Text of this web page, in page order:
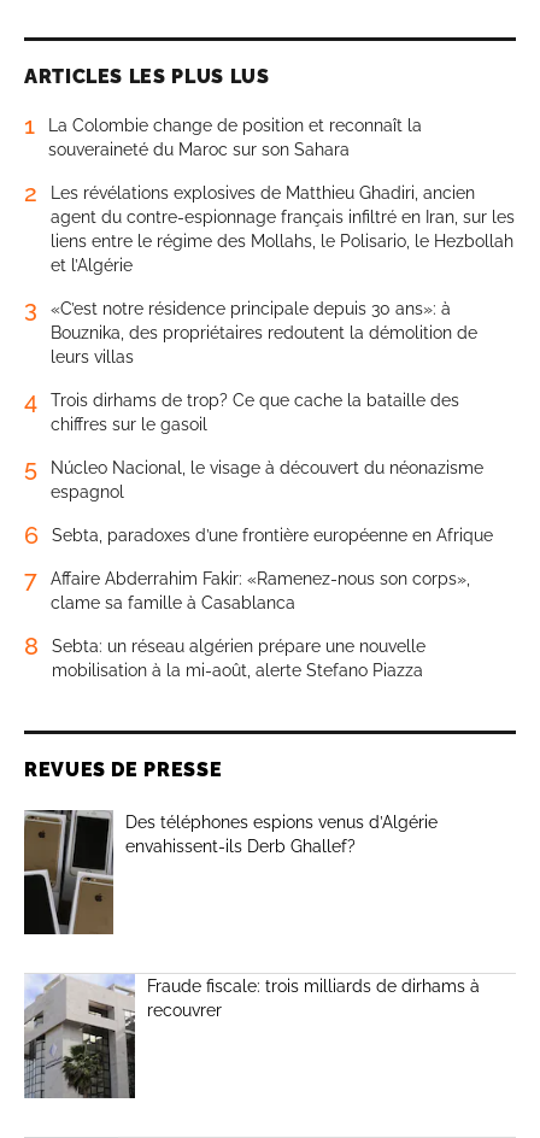
ARTICLES LES PLUS LUS
1
La Colombie change de position et reconnaît la
souveraineté du Maroc sur son Sahara
2
Les révélations explosives de Matthieu Ghadiri, ancien
agent du contre-espionnage français infiltré en Iran, sur les
liens entre le régime des Mollahs, le Polisario, le Hezbollah
et l’Algérie
3
«C’est notre résidence principale depuis 30 ans»: à
Bouznika, des propriétaires redoutent la démolition de
leurs villas
4
Trois dirhams de trop? Ce que cache la bataille des
chiffres sur le gasoil
5
Núcleo Nacional, le visage à découvert du néonazisme
espagnol
6 Sebta, paradoxes d’une frontière européenne en Afrique
7
Affaire Abderrahim Fakir: «Ramenez-nous son corps»,
clame sa famille à Casablanca
8
Sebta: un réseau algérien prépare une nouvelle
mobilisation à la mi-août, alerte Stefano Piazza
REVUES DE PRESSE
Des téléphones espions venus d’Algérie
envahissent-ils Derb Ghallef?
Fraude fiscale: trois milliards de dirhams à
recouvrer